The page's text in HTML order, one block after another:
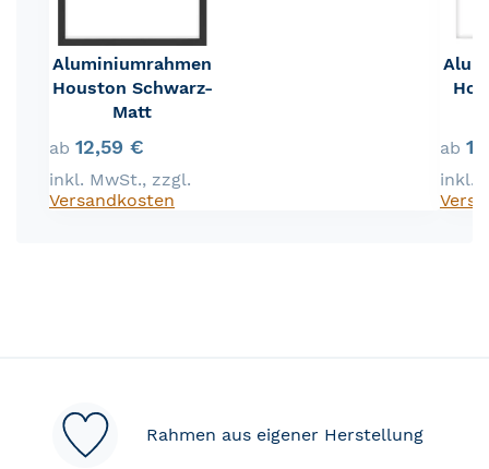
Aluminiumrahmen
Houston Schwarz-
Matt
ab 12,59 €
inkl. MwSt., zzgl.
Versandkosten
ab
inkl.
Rahmen aus eigener Herstellung